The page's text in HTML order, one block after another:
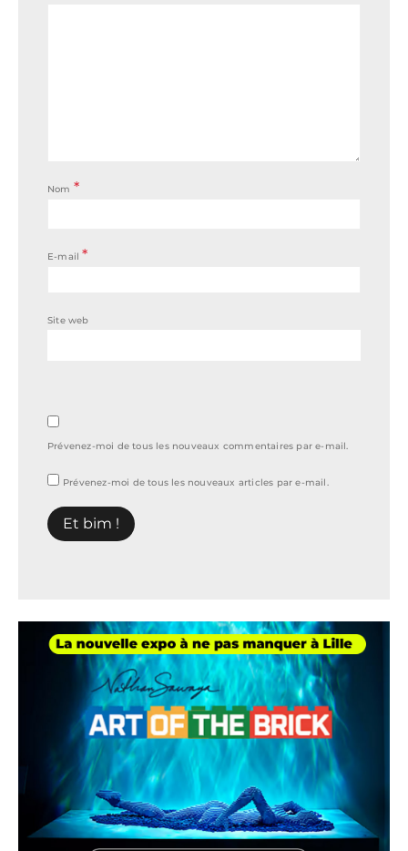
Nom *
E-mail*
Site web
Prévenez-moi de tous les nouveaux commentaires par e-mail.
Prévenez-moi de tous les nouveaux articles par e-mail.